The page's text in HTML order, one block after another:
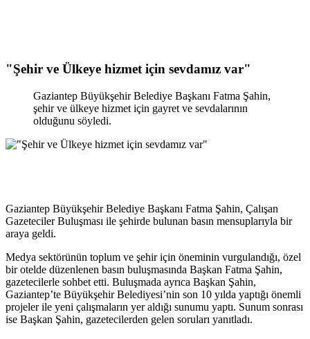
"Şehir ve Ülkeye hizmet için sevdamız var"
Gaziantep Büyükşehir Belediye Başkanı Fatma Şahin,
şehir ve ülkeye hizmet için gayret ve sevdalarının
olduğunu söyledi.
Gaziantep Büyükşehir Belediye Başkanı Fatma Şahin, Çalışan
Gazeteciler Buluşması ile şehirde bulunan basın mensuplarıyla bir
araya geldi.
Medya sektörünün toplum ve şehir için öneminin vurgulandığı, özel
bir otelde düzenlenen basın buluşmasında Başkan Fatma Şahin,
gazetecilerle sohbet etti. Buluşmada ayrıca Başkan Şahin,
Gaziantep’te Büyükşehir Belediyesi’nin son 10 yılda yaptığı önemli
projeler ile yeni çalışmaların yer aldığı sunumu yaptı. Sunum sonrası
ise Başkan Şahin, gazetecilerden gelen soruları yanıtladı.